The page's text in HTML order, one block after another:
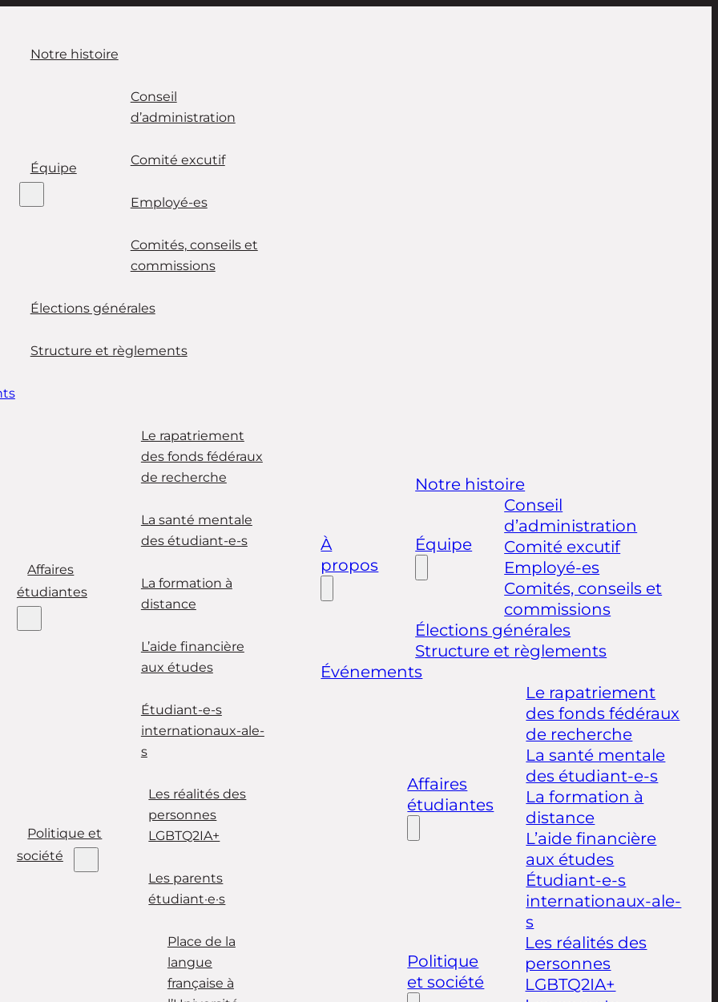
Notre histoire
Équipe
Conseil
d’administration
Comité excutif
Employé-es
Comités, conseils et
commissions
Élections générales
Structure et règlements
Affaires
étudiantes
Le rapatriement
des fonds fédéraux
de recherche
La santé mentale
des étudiant-e-s
La formation à
distance
L’aide financière
aux études
Étudiant-e-s
internationaux-ale-
s
Politique et
société
Les réalités des
personnes
LGBTQ2IA+
Les parents
étudiant·e·s
Place de la
langue
française à
À
propos
Notre histoire
Équipe
Conseil
d’administration
Comité excutif
Employé-es
Comités, conseils et
commissions
Élections générales
Structure et règlements
Événements
Affaires
étudiantes
Le rapatriement
des fonds fédéraux
de recherche
La santé mentale
des étudiant-e-s
La formation à
distance
L’aide financière
aux études
Étudiant-e-s
internationaux-ale-
s
Politique
et société
Les réalités des
personnes
LGBTQ2IA+